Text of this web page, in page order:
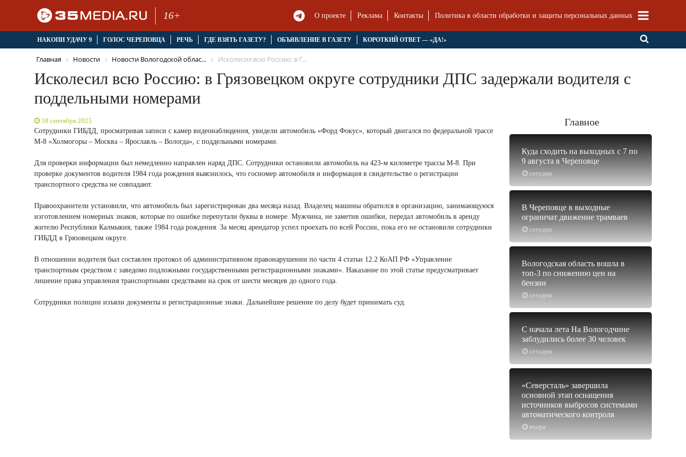
16+ О проекте Реклама Контакты Политика в области обработки и защиты персональных данных
НАКОПИ УДАЧУ 9 ГОЛОС ЧЕРЕПОВЦА РЕЧЬ ГДЕ ВЗЯТЬ ГАЗЕТУ? ОБЪЯВЛЕНИЕ В ГАЗЕТУ КОРОТКИЙ ОТВЕТ — «ДА!»
Главная Новости Новости Вологодской облас... Исколесил всю Россию: в Г...
Исколесил всю Россию: в Грязовецком округе сотрудники ДПС задержали водителя с
поддельными номерами
18 сентября 2025
Сотрудники ГИБДД, просматривая записи с камер видеонаблюдения, увидели автомобиль «Форд Фокус», который двигался по федеральной трассе
М-8 «Холмогоры – Москва – Ярославль – Вологда», с поддельными номерами.
Для проверки информации был немедленно направлен наряд ДПС. Сотрудники остановили автомобиль на 423-м километре трассы М-8. При
проверке документов водителя 1984 года рождения выяснилось, что госномер автомобиля и информация в свидетельстве о регистрации
транспортного средства не совпадают.
Правоохранители установили, что автомобиль был зарегистрирован два месяца назад. Владелец машины обратился в организацию, занимающуюся
изготовлением номерных знаков, которые по ошибке перепутали буквы в номере. Мужчина, не заметив ошибки, передал автомобиль в аренду
жителю Республики Калмыкия, также 1984 года рождения. За месяц арендатор успел проехать по всей России, пока его не остановили сотрудники
ГИБДД в Грязовецком округе.
В отношении водителя был составлен протокол об административном правонарушении по части 4 статьи 12.2 КоАП РФ «Управление
транспортным средством с заведомо подложными государственными регистрационными знаками». Наказание по этой статье предусматривает
лишение права управления транспортными средствами на срок от шести месяцев до одного года.
Сотрудники полиции изъяли документы и регистрационные знаки. Дальнейшее решение по делу будет принимать суд.
Главное
сегодня
Куда сходить на выходных с 7 по
9 августа в Череповце
сегодня
В Череповце в выходные
ограничат движение трамваев
сегодня
Вологодская область вошла в
топ-3 по снижению цен на
бензин
сегодня
С начала лета На Вологодчине
заблудились более 30 человек
вчера
«Северсталь» завершила
основной этап оснащения
источников выбросов системами
автоматического контроля